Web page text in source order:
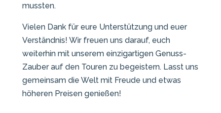
mussten.
Vielen Dank für eure Unterstützung und euer
Verständnis! Wir freuen uns darauf, euch
weiterhin mit unserem einzigartigen Genuss-
Zauber auf den Touren zu begeistern. Lasst uns
gemeinsam die Welt mit Freude und etwas
höheren Preisen genießen!